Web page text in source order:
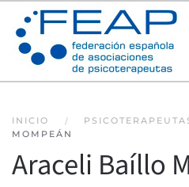
Skip to main content
INICIO
MOMPEÁN
Araceli Baíllo